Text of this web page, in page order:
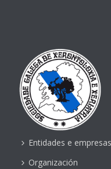
Entidades e
Organización